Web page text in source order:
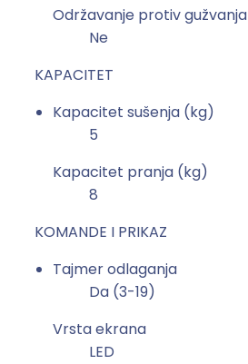
Održavanje protiv gužvanja
Ne
KAPACITET
Kapacitet sušenja (kg)
5
Kapacitet pranja (kg)
8
KOMANDE I PRIKAZ
Tajmer odlaganja
Da (3-19)
Vrsta ekrana
LED